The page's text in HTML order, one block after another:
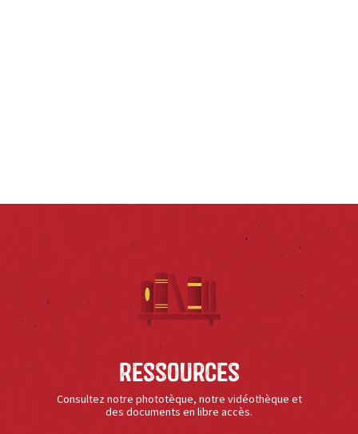
Ressources
Consultez notre phototèque, notre vidéothèque et
des documents en libre accès.